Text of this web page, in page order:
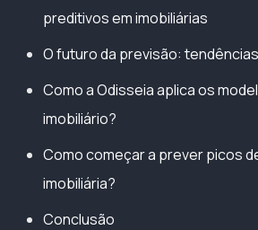
preditivos em imobiliárias
O futuro da previsão:
Como a Odisseia aplica os
imobiliário?
Como começar a prever picos
imobiliária?
Conclusão